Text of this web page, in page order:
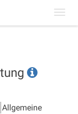
Allgemeine